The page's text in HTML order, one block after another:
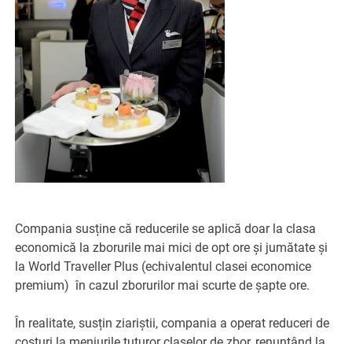
Compania susține că reducerile se aplică doar la clasa
economică la zborurile mai mici de opt ore și jumătate și
la World Traveller Plus (echivalentul clasei economice
premium) în cazul zborurilor mai scurte de șapte ore.
În realitate, susțin ziariștii, compania a operat reduceri de